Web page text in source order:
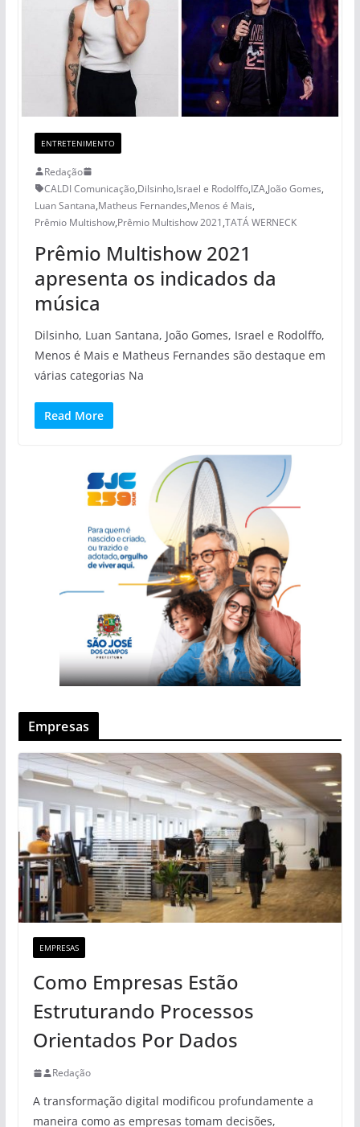
ENTRETENIMENTO
Redação
CALDI Comunicação,Dilsinho,Israel e Rodolffo,IZA,João Gomes,
Luan Santana,Matheus Fernandes,Menos é Mais,
Prêmio Multishow,Prêmio Multishow 2021,TATÁ WERNECK
Prêmio Multishow 2021
apresenta os indicados da
música
Dilsinho, Luan Santana, João Gomes, Israel e Rodolffo,
Menos é Mais e Matheus Fernandes são destaque em
várias categorias Na
Read More
Empresas
EMPRESAS
Como Empresas Estão
Estruturando Processos
Orientados Por Dados
Redação
A transformação digital modificou profundamente a
maneira como as empresas tomam decisões,